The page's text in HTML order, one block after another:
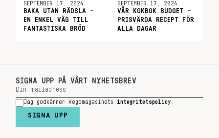
SEPTEMBER 17, 2024
BAKA UTAN RÄDSLA –
EN ENKEL VÄG TILL
FANTASTISKA BRÖD
SEPTEMBER 17, 2024
VÅR KOKBOK BUDGET –
PRISVÄRDA RECEPT FÖR
ALLA DAGAR
SIGNA UPP PÅ VÅRT NYHETSBREV
Jag godkänner Vegomagasinets integritetspolicy .
SIGNA UPP